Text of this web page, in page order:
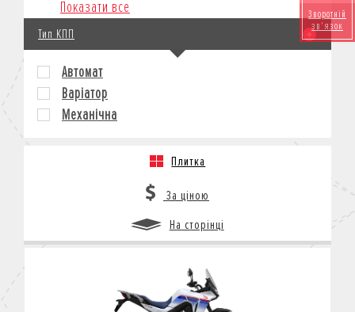
Зворотній
зв'язок
Показати все
Тип КПП
Автомат
Варіатор
Механічна
Плитка
За ціною
На сторінці